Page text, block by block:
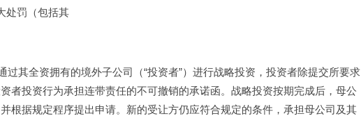
处罚（包括其
过其全资拥有的境外子公司（“投资者”）进行战略投资，投资者除提交所要求
者投资行为承担连带责任的不可撤销的承诺函。战略投资按期完成后，母公
根据规定程序提出申请。新的受让方仍应符合规定的条件，承担母公司及其